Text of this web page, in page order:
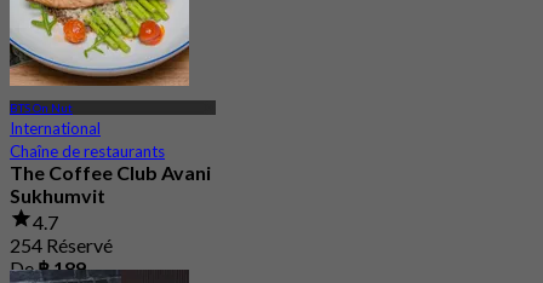
BTS On Nut
International
Chaîne de restaurants
The Coffee Club Avani
Sukhumvit
4.7
254 Réservé
De฿ 189